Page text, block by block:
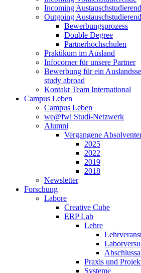
Incoming
Outgoing
Bewerbungsprozess
Double Degree
Partnerhochschulen
Praktikum im Ausland
Infocorner für unsere Partner
Bewerbung für ein
study abroad
Kontakt Team International
Campus Leben
Campus Leben
we@fwi Studi-Netzwerk
Alumni
Vergangene
2025
2022
2019
2018
Newsletter
Forschung
Labore
Creative Cube
ERP Lab
Lehre
Praxis und
Systeme